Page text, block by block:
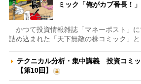
ミック「俺がカブ番長！」
かつて投資情報雑誌「マネーポスト」
詰め込まれた「天下無敵の株コミック」
テクニカル分析・集中講義 投資コミッ
【第10回】